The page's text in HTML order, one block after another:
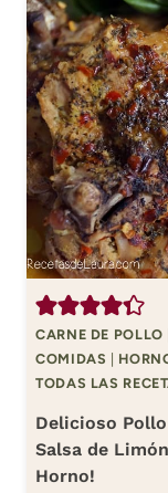
CARNE DE POLLO
COMIDAS
TODAS LAS
Delicioso
Salsa de
Horno!